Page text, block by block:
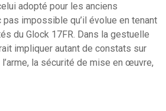
adopté pour les anciens
impossible qu’il évolue en tenant
du Glock 17FR. Dans la gestuelle
impliquer autant de constats sur
l’arme, la sécurité de mise en œuvre,